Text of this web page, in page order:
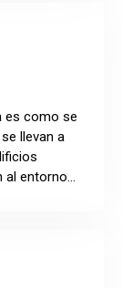
es como se
llevan a
al entorno…